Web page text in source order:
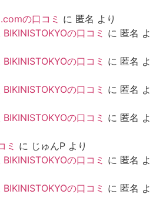
の口コミ に 匿名 より
の口コミ に 匿名 よ
の口コミ に 匿名 よ
の口コミ に 匿名 よ
の口コミ に 匿名 よ
ミ に じゅんP より
の口コミ に 匿名 よ
の口コミ に 匿名 よ